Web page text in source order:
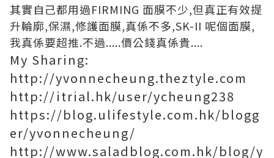
其實自己都用過FIRMING 面膜不少,但真正有效提
升輪廓,保濕,修護面膜,真係不多,SK-II 呢個面膜,
我真係要超推.不過.....價公錢真係貴....
My Sharing:
http://yvonnecheung.theztyle.com
http://itrial.hk/user/ycheung238
https://blog.ulifestyle.com.hk/blogg
er/yvonnecheung/
http://www.saladblog.com.hk/blog/y